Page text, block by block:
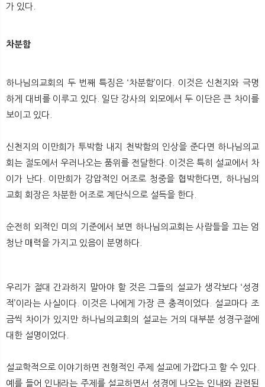
가 있다.
차분함
하나님의교회의 두 번째 특징은 ‘차분함’이다. 이것은 신천지와 극명
하게 대비를 이루고 있다. 일단 강사의 외모에서 두 이단은 큰 차이를
보이고 있다.
신천지의 이만희가 투박함 내지 천박함의 인상을 준다면 하나님의교
회는 절도에서 우러나오는 품위를 전달한다. 이것은 특히 설교에서 차
이가 난다. 이만희가 강압적인 어조로 청중을 협박한다면, 하나님의
교회 회장은 차분한 어조로 계단식으로 설득을 한다.
순전히 외적인 미의 기준에서 보면 하나님의교회는 사람들을 끄는 엄
청난 매력을 가지고 있음이 분명하다.
우리가 절대 간과하지 말아야 할 것은 그들의 설교가 생각보다 ‘성경
적’이라는 사실이다. 이것은 나에게 가장 큰 충격이었다. 설교마다 조
금씩 차이가 있지만 하나님의교회의 설교는 거의 대부분 성경구절에
대한 설명이었다.
설교학적으로 이야기하면 전형적인 주제 설교에 가깝다고 할 수 있다.
예를 들어 인내라는 주제를 설교하면서 성경에 나오는 인내와 관련된